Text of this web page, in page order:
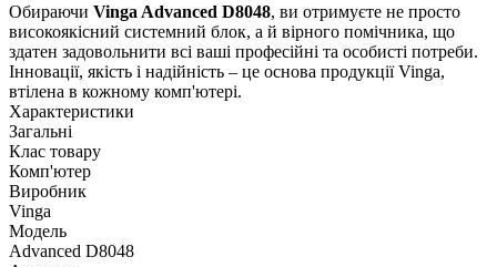
Обираючи Vinga Advanced D8048, ви отримуєте не просто
високоякісний системний блок, а й вірного помічника, що
здатен задовольнити всі ваші професійні та особисті потреби.
Інновації, якість і надійність – це основа продукції Vinga,
втілена в кожному комп'ютері.
Характеристики
Загальні
Клас товару
Комп'ютер
Виробник
Vinga
Модель
Advanced D8048